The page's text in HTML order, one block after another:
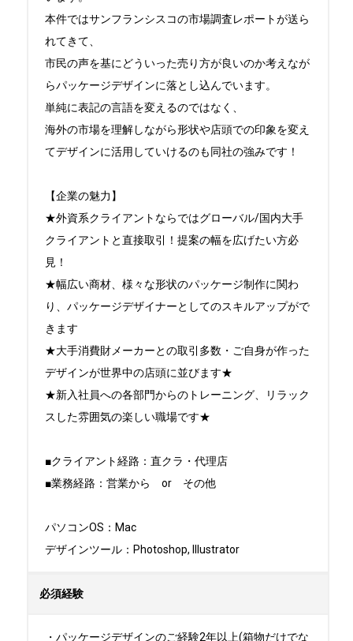
本件ではサンフランシスコの市場調査レポートが送ら
れてきて、
市民の声を基にどういった売り方が良いのか考えなが
らパッケージデザインに落とし込んでいます。
単純に表記の言語を変えるのではなく、
海外の市場を理解しながら形状や店頭での印象を変え
てデザインに活用していけるのも同社の強みです！
【企業の魅力】
★外資系クライアントならではグローバル/国内大手
クライアントと直接取引！提案の幅を広げたい方必
見！
★幅広い商材、様々な形状のパッケージ制作に関わ
り、パッケージデザイナーとしてのスキルアップがで
きます
★大手消費財メーカーとの取引多数・ご自身が作った
デザインが世界中の店頭に並びます★
★新入社員への各部門からのトレーニング、リラック
スした雰囲気の楽しい職場です★
■クライアント経路：直クラ・代理店
■業務経路：営業から　or　その他
パソコンOS：Mac
デザインツール：Photoshop, Illustrator
必須経験
・パッケージデザインのご経験2年以上(箱物だけでな